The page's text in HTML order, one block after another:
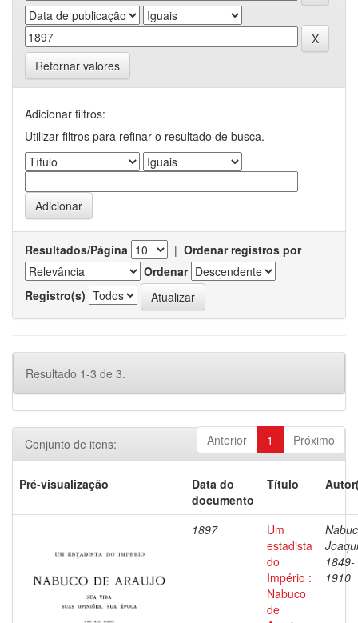
Retornar valores
Adicionar filtros:
Utilizar filtros para refinar o resultado de busca.
Resultados/Página | Ordenar registros por
Ordenar
Registro(s)
Resultado 1-3 de 3.
Anterior 1 Próximo
Conjunto de itens:
Pré-visualização
Data do
documento
Título
1897
Um
estadista
do
Império :
Nabuco
de
1849-
1910